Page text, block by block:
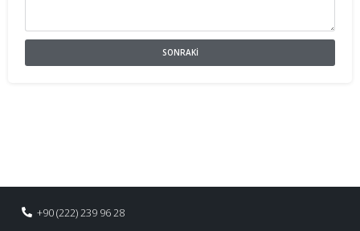
SONRAKI
+90 (222) 239 96 28